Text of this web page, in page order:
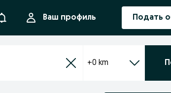
Ваш профиль Подать
+0 km